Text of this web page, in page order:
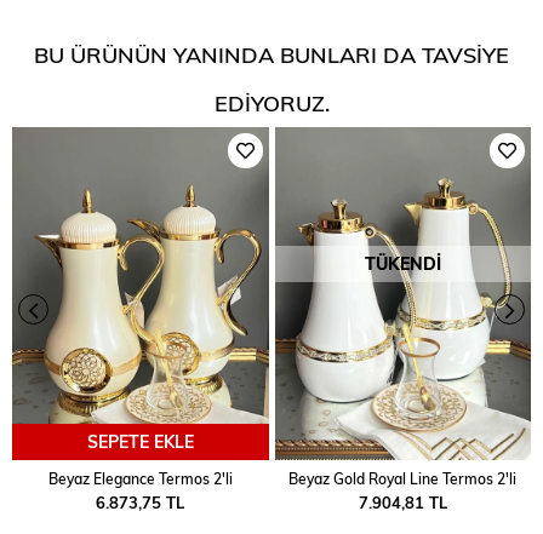
BU ÜRÜNÜN YANINDA BUNLARI DA TAVSIYE
EDIYORUZ.
SEPETE EKLE
Beyaz Elegance Termos 2'li
6.873,75 TL
TÜKENDI
Beyaz Gold Royal Line Termos 2'li
7.904,81 TL